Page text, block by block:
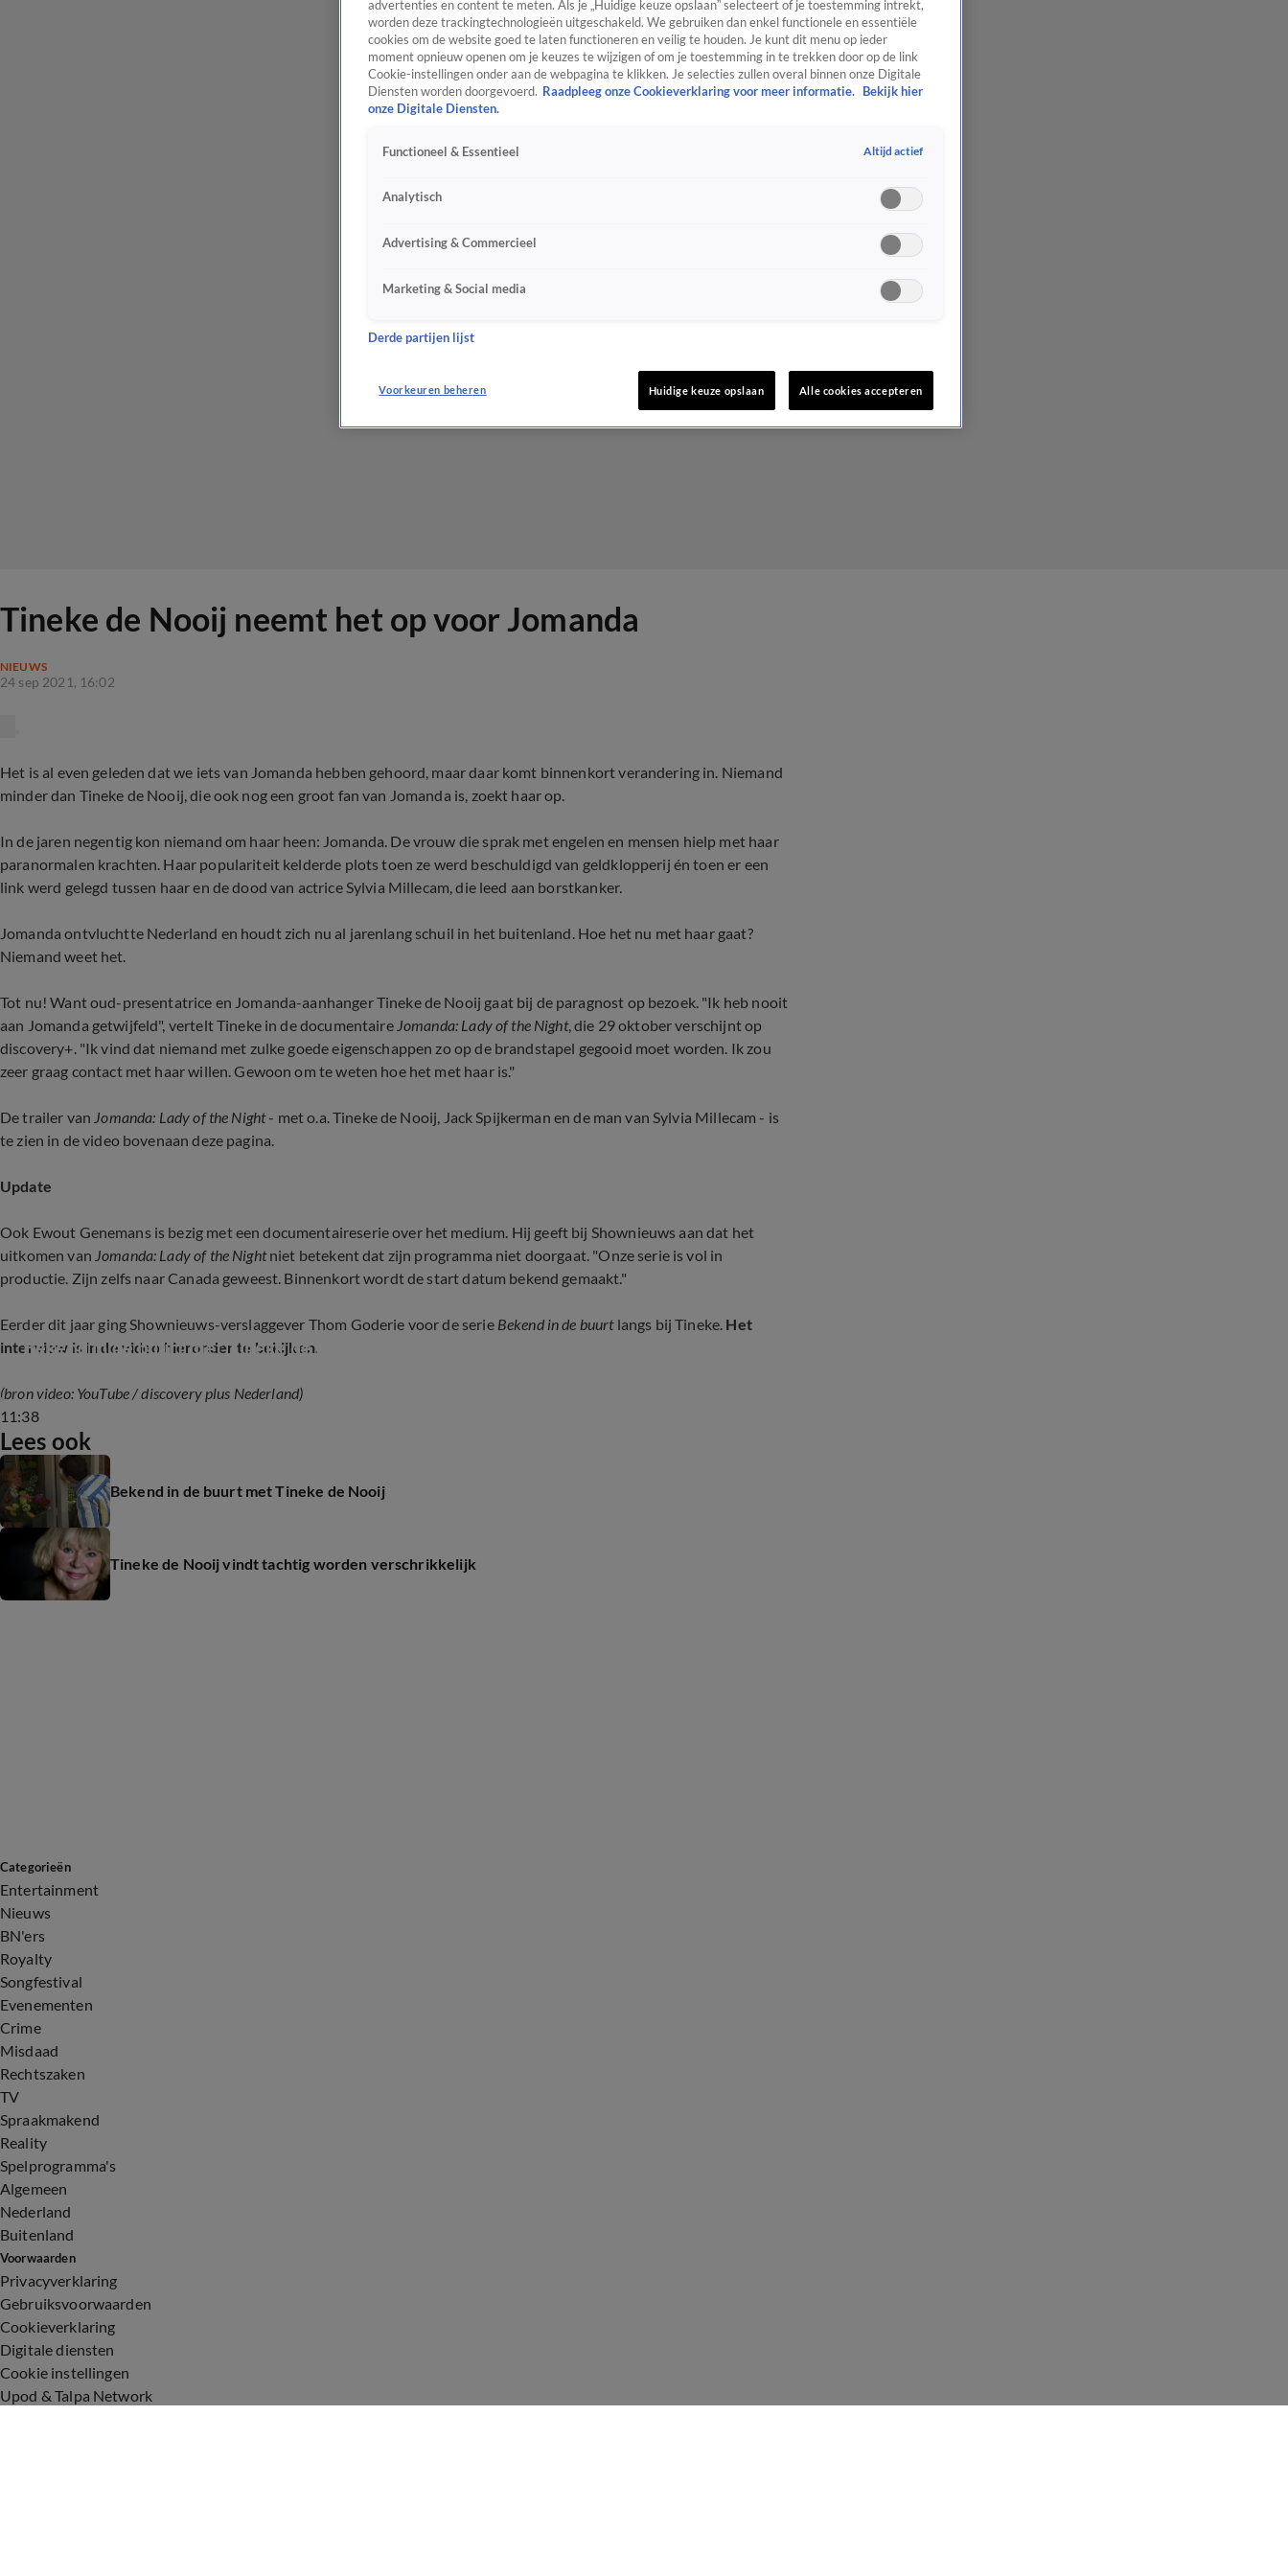
Tineke de Nooij neemt het op voor Jomanda
NIEUWS
24 sep 2021, 16:02
Het is al even geleden dat we iets van Jomanda hebben gehoord, maar daar komt binnenkort verandering in. Niemand
minder dan Tineke de Nooij, die ook nog een groot fan van Jomanda is, zoekt haar op.
In de jaren negentig kon niemand om haar heen: Jomanda. De vrouw die sprak met engelen en mensen hielp met haar
paranormalen krachten. Haar populariteit kelderde plots toen ze werd beschuldigd van geldklopperij én toen er een
link werd gelegd tussen haar en de dood van actrice Sylvia Millecam, die leed aan borstkanker.
Jomanda ontvluchtte Nederland en houdt zich nu al jarenlang schuil in het buitenland. Hoe het nu met haar gaat?
Niemand weet het.
Tot nu! Want oud-presentatrice en Jomanda-aanhanger Tineke de Nooij gaat bij de paragnost op bezoek. "Ik heb nooit
aan Jomanda getwijfeld", vertelt Tineke in de documentaire Jomanda: Lady of the Night, die 29 oktober verschijnt op
discovery+. "Ik vind dat niemand met zulke goede eigenschappen zo op de brandstapel gegooid moet worden. Ik zou
zeer graag contact met haar willen. Gewoon om te weten hoe het met haar is."
De trailer van Jomanda: Lady of the Night- met o.a. Tineke de Nooij, Jack Spijkerman en de man van Sylvia Millecam - is
te zien in de video bovenaan deze pagina.
Update
Ook Ewout Genemans is bezig met een documentaireserie over het medium. Hij geeft bij Shownieuws aan dat het
uitkomen van Jomanda: Lady of the Nightniet betekent dat zijn programma niet doorgaat. "Onze serie is vol in
productie. Zijn zelfs naar Canada geweest. Binnenkort wordt de start datum bekend gemaakt."
Eerder dit jaar ging Shownieuws-verslaggever Thom Goderie voor de serie Bekend in de buurtlangs bij Tineke. Het
interview is in de video hieronder te bekijken.
11:38
Bekend in de buurt met Tineke de Nooij
(bron video: YouTube / discovery plus Nederland)
Lees ook
Bekend in de buurt met Tineke de Nooij
Tineke de Nooij vindt tachtig worden verschrikkelijk
Categorieën
Entertainment
Nieuws
BN'ers
Royalty
Songfestival
Evenementen
Crime
Misdaad
Rechtszaken
TV
Spraakmakend
Reality
Spelprogramma's
Algemeen
Nederland
Buitenland
Voorwaarden
Privacyverklaring
Gebruiksvoorwaarden
Cookieverklaring
Digitale diensten
Cookie instellingen
Upod & Talpa Network
advertenties en content te meten. Als je „Huidige keuze opslaan” selecteert of je toestemming intrekt,
worden deze trackingtechnologieën uitgeschakeld. We gebruiken dan enkel functionele en essentiële
cookies om de website goed te laten functioneren en veilig te houden. Je kunt dit menu op ieder
moment opnieuw openen om je keuzes te wijzigen of om je toestemming in te trekken door op de link
Cookie-instellingen onder aan de webpagina te klikken. Je selecties zullen overal binnen onze Digitale
Diensten worden doorgevoerd. Raadpleeg onze Cookieverklaring voor meer informatie.
Bekijk hier
onze Digitale Diensten.
Functioneel & Essentieel Altijd actief
Analytisch
Advertising & Commercieel
Marketing & Social media
Derde partijen lijst
Voorkeuren beheren Huidige keuze opslaan Alle cookies accepteren